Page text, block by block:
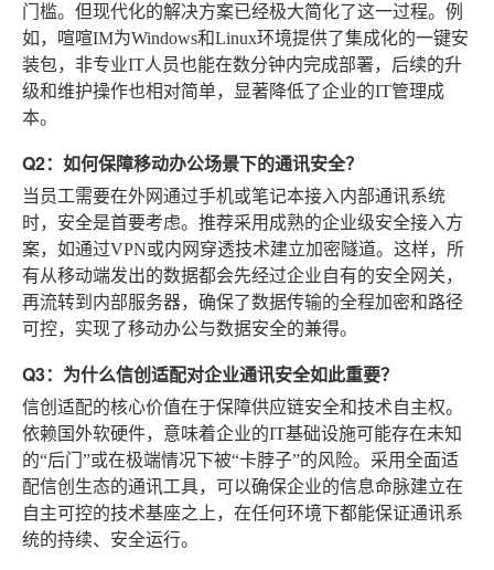
门槛。但现代化的解决方案已经极大简化了这一过程。例
如，喧喧IM为Windows和Linux环境提供了集成化的一键安
装包，非专业IT人员也能在数分钟内完成部署，后续的升
级和维护操作也相对简单，显著降低了企业的IT管理成
本。
Q2：如何保障移动办公场景下的通讯安全？
当员工需要在外网通过手机或笔记本接入内部通讯系统
时，安全是首要考虑。推荐采用成熟的企业级安全接入方
案，如通过VPN或内网穿透技术建立加密隧道。这样，所
有从移动端发出的数据都会先经过企业自有的安全网关，
再流转到内部服务器，确保了数据传输的全程加密和路径
可控，实现了移动办公与数据安全的兼得。
Q3：为什么信创适配对企业通讯安全如此重要？
信创适配的核心价值在于保障供应链安全和技术自主权。
依赖国外软硬件，意味着企业的IT基础设施可能存在未知
的“后门”或在极端情况下被“卡脖子”的风险。采用全面适
配信创生态的通讯工具，可以确保企业的信息命脉建立在
自主可控的技术基座之上，在任何环境下都能保证通讯系
统的持续、安全运行。